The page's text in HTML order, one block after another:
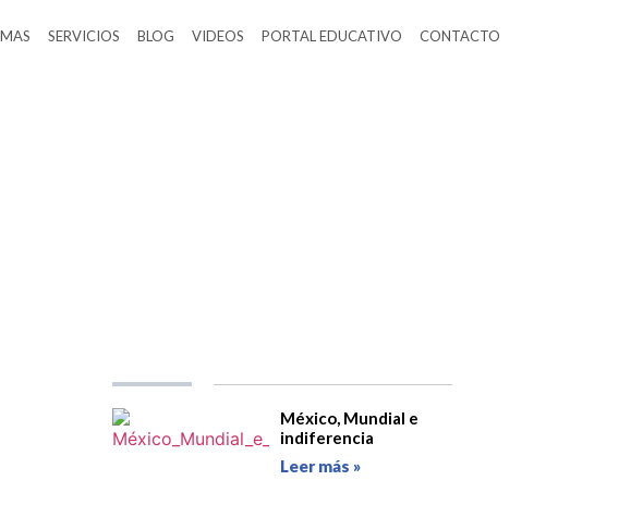
SERVICIOS BLOG VIDEOS PORTAL EDUCATIVO CONTACTO
México, Mundial e
indiferencia
Leer más »